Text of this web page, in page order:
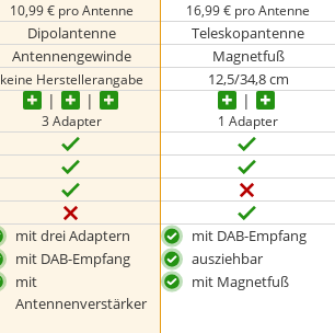
10,99 € pro Antenne 16,99 € pro Antenne
Dipolantenne Teleskopantenne
Antennengewinde Magnetfuß
keine Herstellerangabe 12,5/34,8 cm
3 Adapter 1 Adapter
mit drei Adaptern
mit DAB-Empfang
mit
Antennenverstärker
mit DAB-Empfang
ausziehbar
mit Magnetfuß